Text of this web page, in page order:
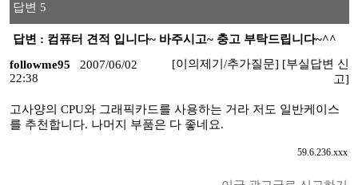
답변 5
답변 : 컴퓨터 견적 입니다~ 바주시고~ 충고 부탁드립니다~^^
followme95
2007/06/02
22:38
[이의제기/추가질문] [부실답변 신
고]
고사양의 CPU와 그래픽카드를 사용하는 거라 저도 일반케이스
를 추천합니다. 나머지 부품은 다 좋네요.
59.6.236.xxx